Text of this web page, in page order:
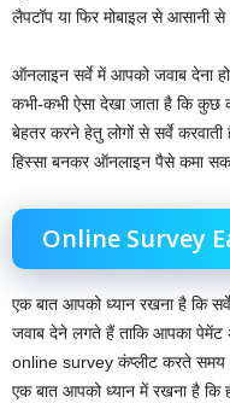
लैपटॉप या फिर मोबाइल से आसानी
ऑनलाइन सर्वे में आपको जवाब देना
कभी-कभी ऐसा देखा जाता है कि कुछ
बेहतर करने हेतु लोगों से सर्वे
हिस्सा बनकर ऑनलाइन पैसे कमा
Online Survey
एक बात आपको ध्यान रखना है कि
जवाब देने लगते हैं ताकि आपका पेमेंट
online survey कंप्लीट करते समय
एक बात आपको ध्यान में रखना है